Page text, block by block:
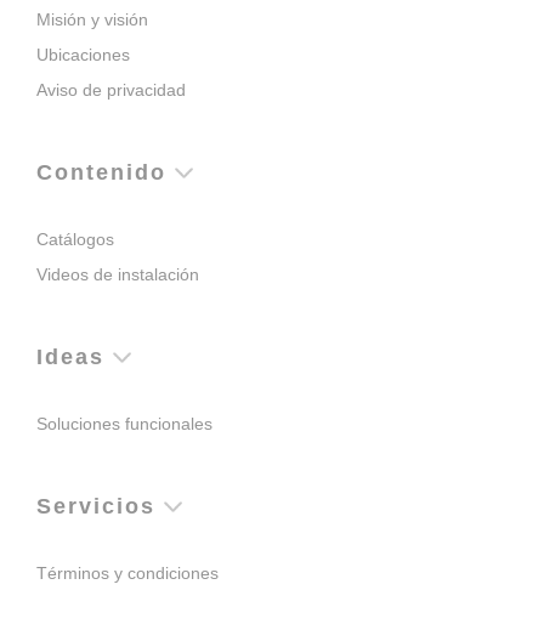
Misión y visión
Ubicaciones
Aviso de privacidad
Contenido
Catálogos
Videos de instalación
Ideas
Soluciones funcionales
Servicios
Términos y condiciones